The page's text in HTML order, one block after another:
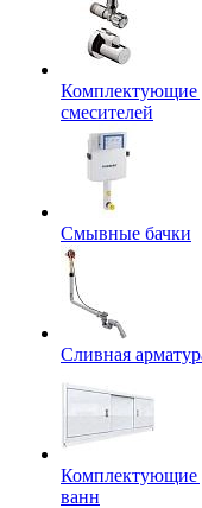
Комплектующие
смесителей
Смывные бачки
Сливная
Комплектующие
ванн